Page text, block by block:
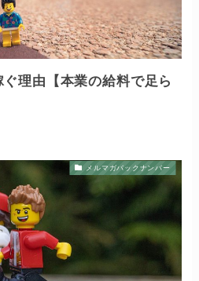
理由【本業の給料で足ら
メルマガバックナンバー